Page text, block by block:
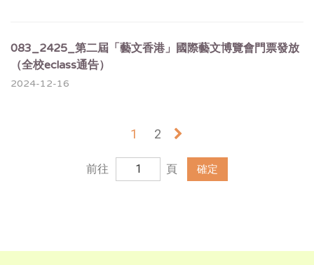
083_2425_第二屆「藝文香港」國際藝文博覽會門票發放
（全校eclass通告）
2024-12-16
1 2 »
前往 頁 確定